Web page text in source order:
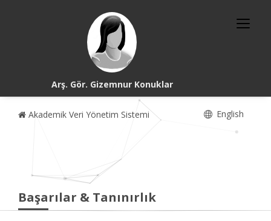
Arş. Gör. Gizemnur Konuklar
Akademik Veri Yönetim Sistemi English
Başarılar & Tanınırlık